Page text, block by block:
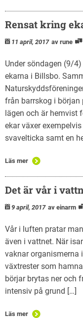
Rensat kring
11 april, 2017 av rune
Under söndagen (9/
ekarna i Billsbo.
från barrskog i början
lägen och är hemvist
ekar växer
svavelticka samt en
Läs mer
Det är vår i
9 april, 2017 av einarm
Vår i luften pratar
även i vattnet. När
vaknar organismerna
växtrester som
börjar brytas ner och
intensiv på grund […]
Läs mer